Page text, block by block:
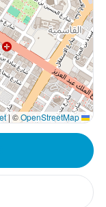
Leaflet
| ©OpenStreetMap